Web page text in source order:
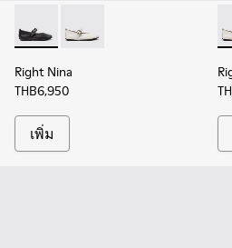
Right Nina - K201962-001 - รอ
Right Nina - K201962-
Right Nina
THB6,950
เพิ่ม